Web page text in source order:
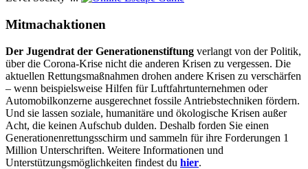
Mitmachaktionen
Der Jugendrat der Generationenstiftung verlangt von der Politik,
über die Corona-Krise nicht die anderen Krisen zu vergessen. Die
aktuellen Rettungsmaßnahmen drohen andere Krisen zu verschärfen
– wenn beispielsweise Hilfen für Luftfahrtunternehmen oder
Automobilkonzerne ausgerechnet fossile Antriebstechniken fördern.
Und sie lassen soziale, humanitäre und ökologische Krisen außer
Acht, die keinen Aufschub dulden. Deshalb forden Sie einen
Generationenrettungsschirm und sammeln für ihre Forderungen 1
Million Unterschriften. Weitere Informationen und
Unterstützungsmöglichkeiten findest du hier.